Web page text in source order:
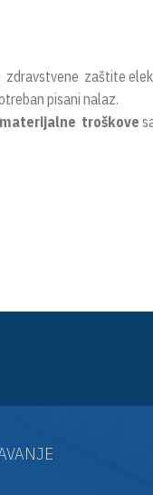
zdravstvene zaštite
pisani nalaz.
troškove